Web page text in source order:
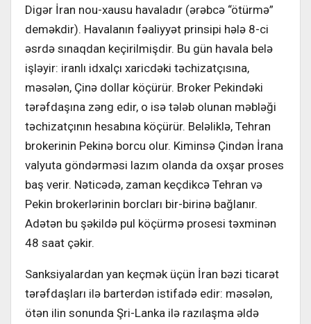
Digər İran nou-xausu havaladır (ərəbcə “ötürmə”
deməkdir). Havalanın fəaliyyət prinsipi hələ 8-ci
əsrdə sınaqdan keçirilmişdir. Bu gün havala belə
işləyir: iranlı idxalçı xaricdəki təchizatçısına,
məsələn, Çinə dollar köçürür. Broker Pekindəki
tərəfdaşına zəng edir, o isə tələb olunan məbləği
təchizatçının hesabına köçürür. Beləliklə, Tehran
brokerinin Pekinə borcu olur. Kiminsə Çindən İrana
valyuta göndərməsi lazım olanda da oxşar proses
baş verir. Nəticədə, zaman keçdikcə Tehran və
Pekin brokerlərinin borcları bir-birinə bağlanır.
Adətən bu şəkildə pul köçürmə prosesi təxminən
48 saat çəkir.
Sanksiyalardan yan keçmək üçün İran bəzi ticarət
tərəfdaşları ilə barterdən istifadə edir: məsələn,
ötən ilin sonunda Şri-Lanka ilə razılaşma əldə